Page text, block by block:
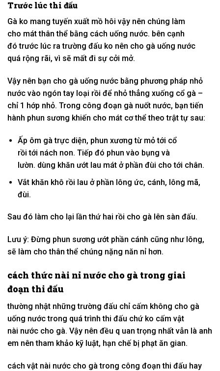
Trước lúc thi đấu
Gà ko mang tuyến xuất mồ hôi vậy nên chúng làm
cho mátthân thể bằng cách uống nước. bên cạnh
đó trước lúc ratrường đấu ko nên cho gà uống nước
quá rộng rãi, vì sẽ mất đi sự cởi mở.
Vậy nên bạn cho gà uống nước bằng phương pháp nhỏ
nước vào ngón tay loại rồi để nhỏ thẳng xuống cổ gà –
chỉ 1 hớp nhỏ. Trong công đoạn gà nuốt nước, bạn tiến
hành phun sương khiến cho mát cơ thểtheotrật tựsau:
Ấp ôm gà trực diện, phun xươngtừmỏtới cổ
rồitới nách non. Tiếp đó phun vào bụng và
lườn. dùng khăn ướt lau mát ở phần đùi chotới chân.
Vắt khăn khô rồi lau ở phần lông ức, cánh, lông mã,
đùi.
Sau đó làm cho lại lần thứ hai rồi cho gà lên sàn đấu.
Lưu ý: Đừng phun sương ướt phần cánh cũng như lông,
sẽ làm cho thân thể chúng nặng năn nỉ hơn.
cách thức nài nỉ nước cho gà trong giai
đoạn thi đấu
thường nhật những trường đấu chỉ cấm không cho gà
uống nước trong quá trình thi đấu chứ ko cấm vật
nài nước cho gà. Vậy nên đều q uan trọng nhất vẫn là anh
em nên tham khảo kỹ luật, hạn chếbị phạt ăn gian.
cách vật nài nước cho gà trong công đoạn thi đấu hay